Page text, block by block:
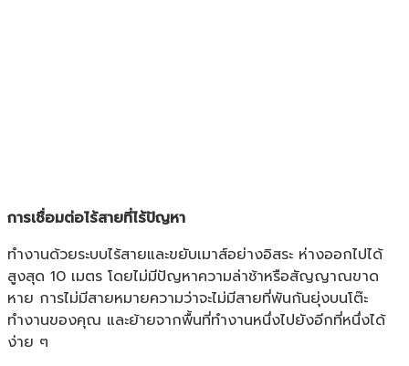
การเชื่อมต่อไร้สายที่ไร้ปัญหา
ทำงานด้วยระบบไร้สายและขยับเมาส์อย่างอิสระ ห่างออกไปได้
สูงสุด 10 เมตร โดยไม่มีปัญหาความล่าช้าหรือสัญญาณขาด
หาย การไม่มีสายหมายความว่าจะไม่มีสายที่พันกันยุ่งบนโต๊ะ
ทำงานของคุณ และย้ายจากพื้นที่ทำงานหนึ่งไปยังอีกที่หนึ่งได้
ง่าย ๆ